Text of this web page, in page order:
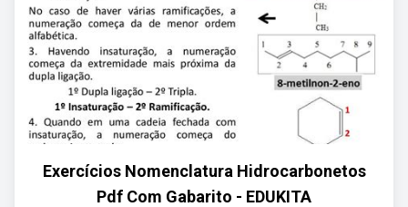
Exercícios Nomenclatura Hidrocarbonetos
Pdf Com Gabarito - EDUKITA